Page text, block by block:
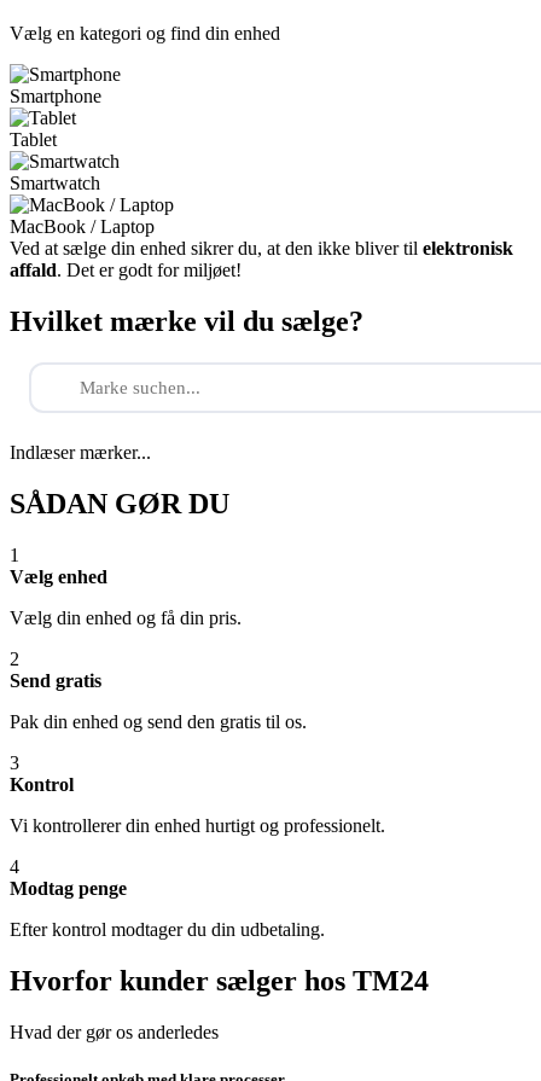
Vælg en kategori og find din enhed
Smartphone
Tablet
Smartwatch
MacBook / Laptop
Ved at sælge din enhed sikrer du, at den ikke bliver til elektronisk
affald. Det er godt for miljøet!
Hvilket mærke vil du sælge?
Indlæser mærker...
SÅDAN GØR DU
1
Vælg enhed
Vælg din enhed og få din pris.
2
Send gratis
Pak din enhed og send den gratis til os.
3
Kontrol
Vi kontrollerer din enhed hurtigt og professionelt.
4
Modtag penge
Efter kontrol modtager du din udbetaling.
Hvorfor kunder sælger hos TM24
Hvad der gør os anderledes